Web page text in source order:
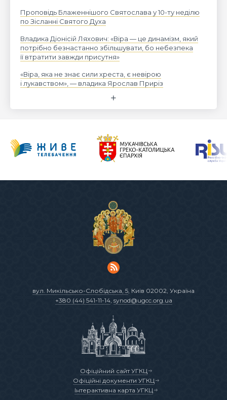
Проповідь Блаженнішого Святослава у 10-ту неділю
по Зісланні Святого Духа
Владика Діонісій Ляхович: «Віра — це динамізм, який
потрібно безнастанно збільшувати, бо небезпека
її втратити завжди присутня»
«Віра, яка не знає сили хреста, є невірою
і лукавством», — владика Ярослав Приріз
вул. Микільсько-Слобідська, 5 , Київ 02002, Україна
+380 (44) 541-11-14, synod@ugcc.org.ua
Офіційний сайт УГКЦ
Офіційні документи УГКЦ
Інтерактивна карта УГКЦ